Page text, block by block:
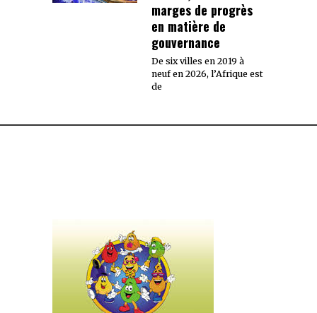
marges de progrès
en matière de
gouvernance
De six villes en 2019 à
neuf en 2026, l’Afrique est
de